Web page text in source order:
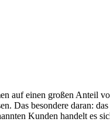
auf einen großen Anteil
Das besondere daran:
Kunden handelt es